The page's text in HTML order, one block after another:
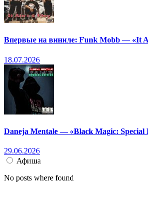
Впервые на виниле: Funk Mobb — «It
18.07.2026
Daneja Mentale — «Black Magic: Special
29.06.2026
Афиша
No posts where found